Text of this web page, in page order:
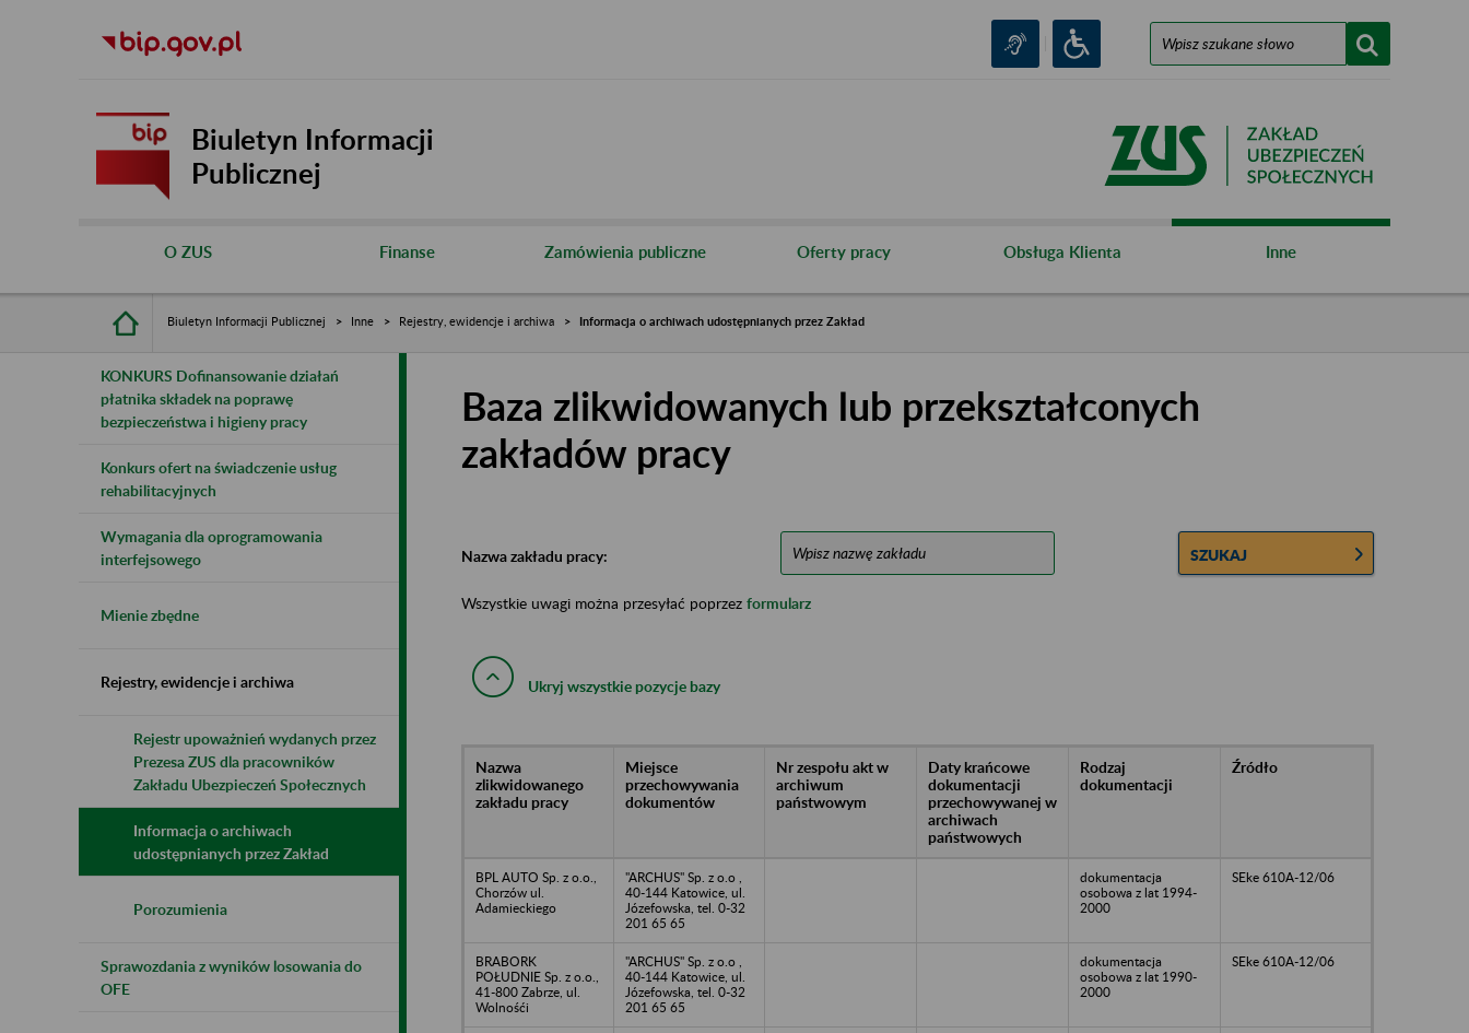
Biuletyn Informacji
Publicznej
O ZUS Finanse Zamówienia publiczne Oferty pracy Obsługa Klienta Inne
Biuletyn Informacji Publicznej Inne Rejestry, ewidencje i archiwa Informacja o archiwach udostępnianych przez Zakład
KONKURS Dofinansowanie działań
płatnika składek na poprawę
bezpieczeństwa i higieny pracy
Konkurs ofert na świadczenie usług
rehabilitacyjnych
Wymagania dla oprogramowania
interfejsowego
Mienie zbędne
Rejestry, ewidencje i archiwa
Rejestr upoważnień wydanych przez
Prezesa ZUS dla pracowników
Zakładu Ubezpieczeń Społecznych
Informacja o archiwach
udostępnianych przez Zakład
Porozumienia
Sprawozdania z wyników losowania do
OFE
Baza zlikwidowanych lub przekształconych
zakładów pracy
Nazwa zakładu pracy: SZUKAJ
Wszystkie uwagi można przesyłać poprzez formularz
Ukryj wszystkie pozycje bazy
Nazwa
zlikwidowanego
zakładu pracy
Miejsce
przechowywania
dokumentów
Nr zespołu akt w
archiwum
państwowym
Daty krańcowe
dokumentacji
przechowywanej w
archiwach
państwowych
Rodzaj
dokumentacji
Źródło
BPL AUTO Sp. z o.o.,
Chorzów ul.
Adamieckiego
"ARCHUS" Sp. z o.o ,
40-144 Katowice, ul.
Józefowska, tel. 0-32
201 65 65
dokumentacja
osobowa z lat 1994-
2000
SEke 610A-12/06
BRABORK
POŁUDNIE Sp. z o.o.,
41-800 Zabrze, ul.
Wolnośći
"ARCHUS" Sp. z o.o ,
40-144 Katowice, ul.
Józefowska, tel. 0-32
201 65 65
dokumentacja
osobowa z lat 1990-
2000
SEke 610A-12/06